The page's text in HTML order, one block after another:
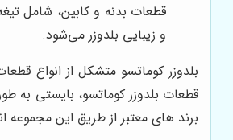
قطعات بدنه و کابین، شامل
و زیبایی بلدوزر می‌شود.
بلدوزر کوماتسو متشکل از انواع
قطعات بلدوزر کوماتسو، بایستی به
برند های معتبر از طریق این مجموعه